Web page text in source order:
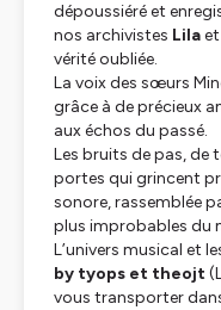
dépoussiéré et
nos archivistes Lilaet
vérité oubliée.
La voix des sœurs
grâce à de précieux
aux échos du passé.
Les bruits de pas, de
portes qui grincent
sonore, rassemblée
plus improbables du
L’univers musical et
by tyops et theojt
vous transporter